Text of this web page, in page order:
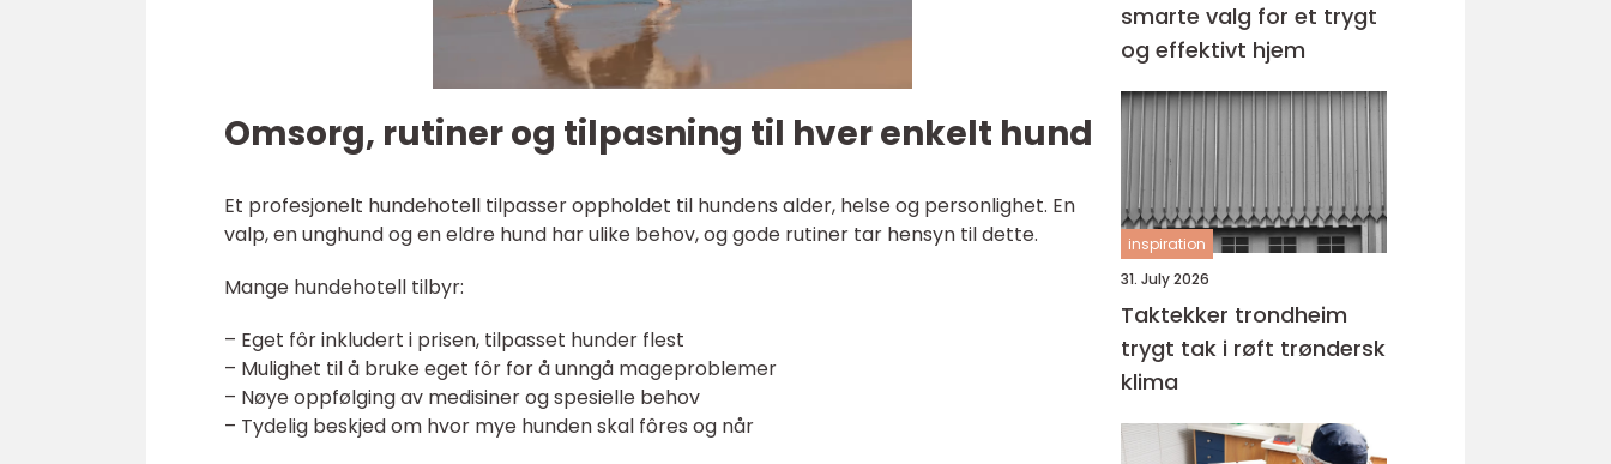
Omsorg, rutiner og tilpasning til hver enkelt hund
Et profesjonelt hundehotell tilpasser oppholdet til hundens alder, helse og personlighet. En
valp, en unghund og en eldre hund har ulike behov, og gode rutiner tar hensyn til dette.
Mange hundehotell tilbyr:
– Eget fôr inkludert i prisen, tilpasset hunder flest
– Mulighet til å bruke eget fôr for å unngå mageproblemer
– Nøye oppfølging av medisiner og spesielle behov
– Tydelig beskjed om hvor mye hunden skal fôres og når
smarte valg for et trygt
og effektivt hjem
inspiration
31. July 2026
Taktekker trondheim
trygt tak i røft trøndersk
klima